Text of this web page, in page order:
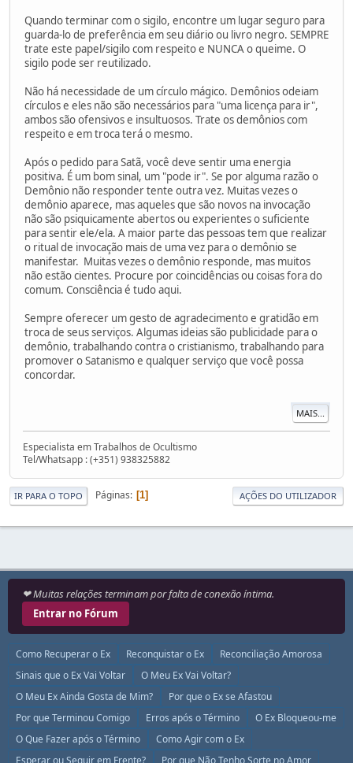
Quando terminar com o sigilo, encontre um lugar seguro para
guarda-lo de preferência em seu diário ou livro negro. SEMPRE
trate este papel/sigilo com respeito e NUNCA o queime. O
sigilo pode ser reutilizado.
Não há necessidade de um círculo mágico. Demônios odeiam
círculos e eles não são necessários para "uma licença para ir",
ambos são ofensivos e insultuosos. Trate os demônios com
respeito e em troca terá o mesmo.
Após o pedido para Satã, você deve sentir uma energia
positiva. É um bom sinal, um "pode ir". Se por alguma razão o
Demônio não responder tente outra vez. Muitas vezes o
demônio aparece, mas aqueles que são novos na invocação
não são psiquicamente abertos ou experientes o suficiente
para sentir ele/ela. A maior parte das pessoas tem que realizar
o ritual de invocação mais de uma vez para o demônio se
manifestar. Muitas vezes o demônio responde, mas muitos
não estão cientes. Procure por coincidências ou coisas fora do
comum. Consciência é tudo aqui.
Sempre oferecer um gesto de agradecimento e gratidão em
troca de seus serviços. Algumas ideias são publicidade para o
demônio, trabalhando contra o cristianismo, trabalhando para
promover o Satanismo e qualquer serviço que você possa
concordar.
MAIS...
Especialista em Trabalhos de Ocultismo
Tel/Whatsapp : (+351) 938325882
IR PARA O TOPO Páginas 1 AÇÕES DO UTILIZADOR
❤ Muitas relações terminam por falta de conexão íntima.
Entrar no Fórum
Como Recuperar o Ex Reconquistar o Ex
Reconciliação Amorosa
Sinais que o Ex Vai Voltar
O Meu Ex Vai Voltar?
O Meu Ex Ainda Gosta de Mim?
Por que o Ex se Afastou
Por que Terminou Comigo
Erros após o Término
O Ex Bloqueou-me
O Que Fazer após o Término
Como Agir com o Ex
Esperar ou Seguir em Frente?
Por que Não Tenho Sorte no Amor